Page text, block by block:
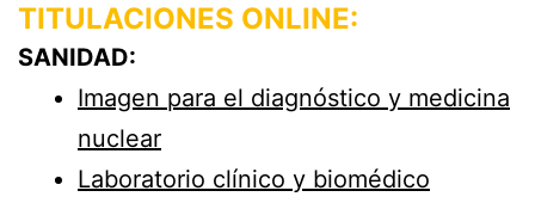
TITULACIONES ONLINE:
SANIDAD:
Imagen para el diagnóstico y medicina
nuclear
Laboratorio clínico y biomédico